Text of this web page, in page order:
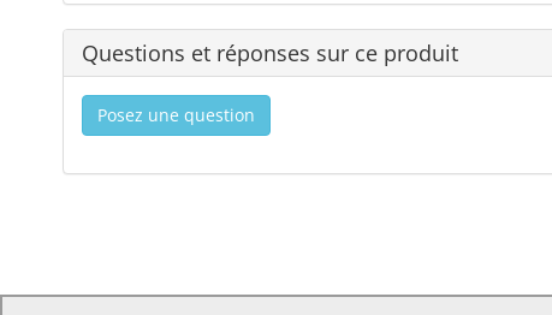
Questions et réponses sur ce produit
Posez une question